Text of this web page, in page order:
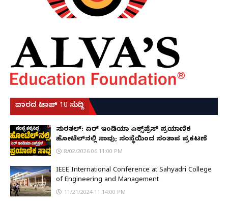
ವಾರದ ಟಾಪ್ 10 ಸುದ್ದಿ
ಸುರತ್ಕಲ್: ಏರ್ ಇಂಡಿಯಾ ಎಕ್ಸ್‌ಪ್ರೆಸ್ ಪ್ರಯಾಣಿಕ
ಹೋಟೆಲ್‌ನಲ್ಲಿ ಸಾವು; ಸಂಸ್ಥೆಯಿಂದ ಸಂತಾಪ ಪ್ರಕಟಣೆ
8/02/2026 06:11:00 PM
IEEE International Conference at Sahyadri College
of Engineering and Management
11/21/2024 11:14:00 PM